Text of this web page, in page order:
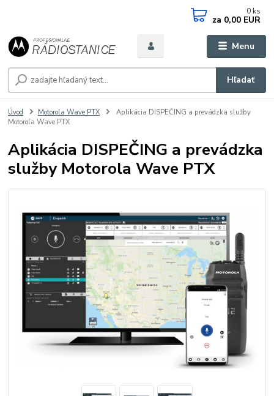
Menu
Hľadať
0 ks
za 0,00 EUR
Úvod Motorola Wave PTX
Aplikácia DISPEČING a prevádzka služby
Motorola Wave PTX
Aplikácia DISPEČING a prevádzka
služby Motorola Wave PTX